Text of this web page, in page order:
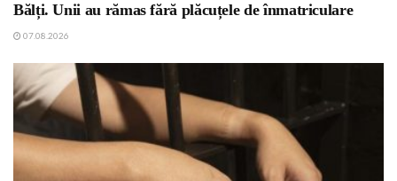
Bălți. Unii au rămas fără plăcuțele de înmatriculare
07.08.2026